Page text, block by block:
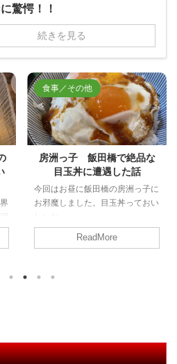
驚愕！！
続きを見る
食事／その他
月島もんじゃ もへじ たま
たま入ったお店で絶品お好
み焼きに遭遇。
本店は月島。創業150年の築地の
物系、香味野菜を合わせた11種
ReadMore